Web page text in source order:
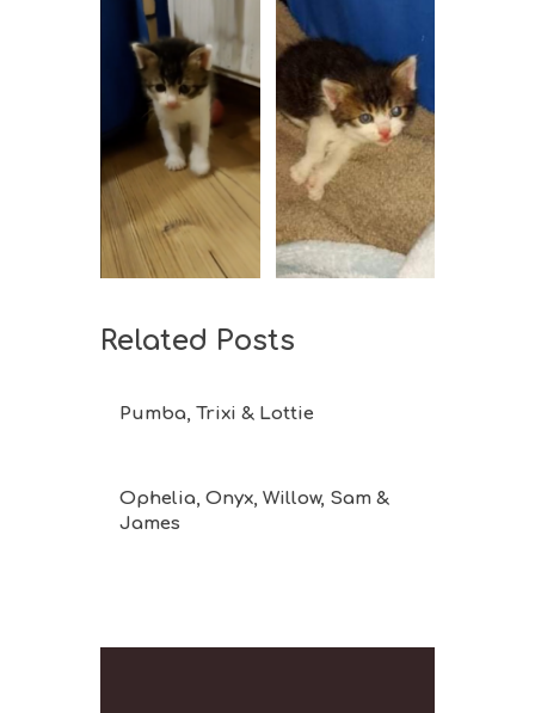
Related Posts
Pumba, Trixi & Lottie
Ophelia, Onyx, Willow, Sam &
James